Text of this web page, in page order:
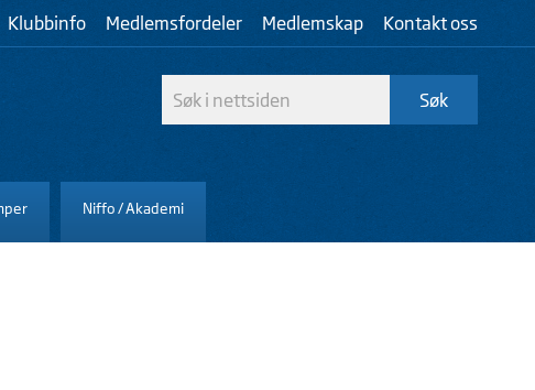
Klubbinfo Medlemsfordeler Medlemskap Kontakt oss
Niffo / Akademi